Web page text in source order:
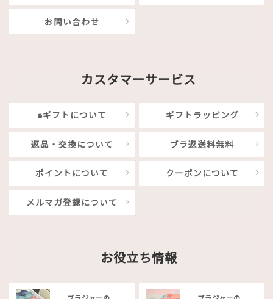
お問い合わせ
カスタマーサービス
eギフトについて ギフトラッピング
返品・交換について ブラ返送料無料
ポイントについて クーポンについて
メルマガ登録について
お役立ち情報